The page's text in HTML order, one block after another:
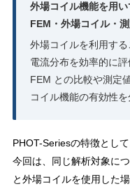
外場コイル機能を用
FEM・外場コイル・
外場コイルを利用す
電流分布を効率的に評
FEM との比較や測定
コイル機能の有効性
PHOT-Seriesの特徴とし
今回は、同じ解析対象に
と外場コイルを使用した